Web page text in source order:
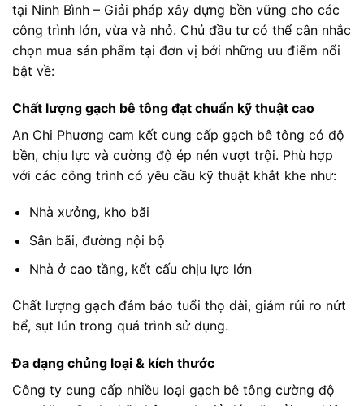
tại Ninh Bình – Giải pháp xây dựng bền vững cho các
công trình lớn, vừa và nhỏ. Chủ đầu tư có thể cân nhắc
chọn mua sản phẩm tại đơn vị bởi những ưu điểm nổi
bật về:
Chất lượng gạch bê tông đạt chuẩn kỹ thuật cao
An Chi Phương cam kết cung cấp gạch bê tông có độ
bền, chịu lực và cường độ ép nén vượt trội. Phù hợp
với các công trình có yêu cầu kỹ thuật khắt khe như:
Nhà xưởng, kho bãi
Sân bãi, đường nội bộ
Nhà ở cao tầng, kết cấu chịu lực lớn
Chất lượng gạch đảm bảo tuổi thọ dài, giảm rủi ro nứt
bể, sụt lún trong quá trình sử dụng.
Đa dạng chủng loại & kích thước
Công ty cung cấp nhiều loại gạch bê tông cường độ